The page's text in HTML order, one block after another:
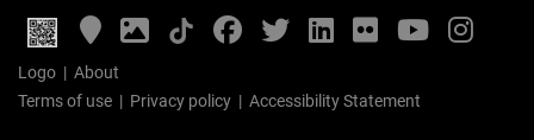
Google
Maps
Photo
Gallery
FacebookTwitterLinkedIn
FlickrYouTube
Logo | About
Terms of use | Privacy policy | Accessibility Statement